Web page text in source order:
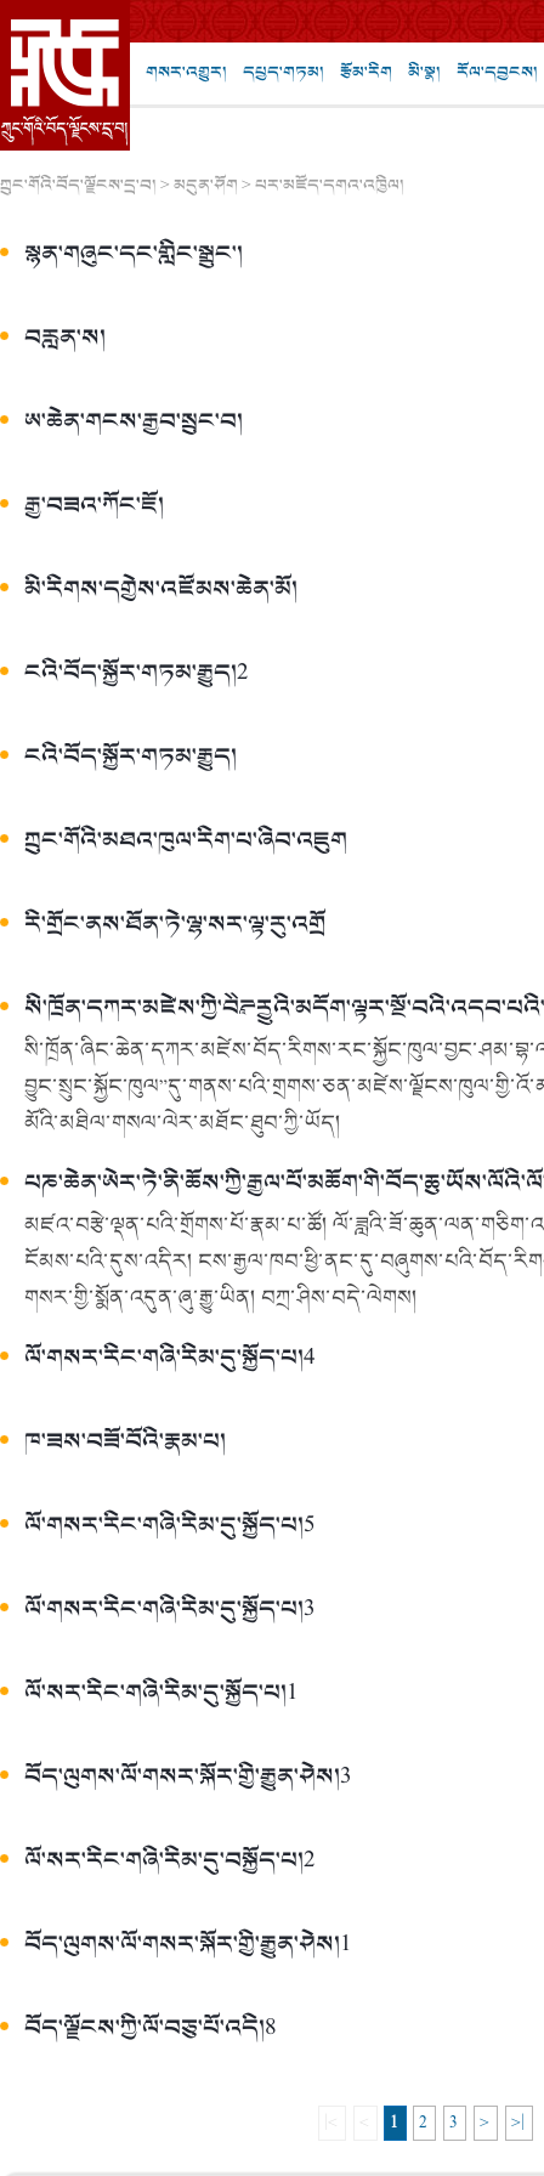
གསར་འགྱུར། དཔྱད་གཏམ། རྩོམ་རིག མི་སྣ། རོལ་དབྱངས།
ཀྲུང་གོའི་བོད་ལྗོངས་དྲ་བ།>མདུན་ཤོག>པར་མཛོད་དགའ་འཁྱིལ།
སྙན་གཞུང་དང་གླིང་སྒྲུང་།
བརླན་ས།
ཨ་ཆེན་གངས་རྒྱབ་སྲུང་བ།
རྒྱ་བཟའ་ཀོང་ཇོ།
མི་རིགས་དགྱེས་འཛོམས་ཆེན་མོ།
ངའི་བོད་སྐྱོར་གཏམ་རྒྱུད།2
ངའི་བོད་སྐྱོར་གཏམ་རྒྱུད།
ཀྲུང་གོའི་མཐའ་ཁུལ་རིག་པ་ཞིབ་འཇུག
རི་གྲོང་ནས་ཐོན་ཏེ་ལྷ་སར་ལྟ་རུ་འགྲོ
མོའི་མཐིལ་གསལ་ལེར་མཐོང་ཐུབ་ཀྱི་ཡོད།
མཛའ་བརྩེ་ལྡན་པའི་གྲོགས་པོ་རྣམ་པ་ཚོ།
ངོམས་པའི་དུས་འདིར།
གསར་གྱི་སྨོན་འདུན་ཞུ་རྒྱུ་ཡིན། བཀྲ་ཤིས་བདེ་ལེགས།
ལོ་གསར་རིང་གཞི་རིམ་དུ་སྐྱོད་པ།4
ཁ་ཟས་བཟོ་བོའི་རྣམ་པ།
ལོ་གསར་རིང་གཞི་རིམ་དུ་སྐྱོད་པ།5
ལོ་གསར་རིང་གཞི་རིམ་དུ་སྐྱོད་པ།3
ལོ་སར་རིང་གཞི་རིམ་དུ་སྐྱོད་པ།1
བོད་ལུགས་ལོ་གསར་སྐོར་གྱི་རྒྱུན་ཤེས།3
ལོ་སར་རིང་གཞི་རིམ་དུ་བསྐྱོད་པ།2
བོད་ལུགས་ལོ་གསར་སྐོར་གྱི་རྒྱུན་ཤེས།1
བོད་ལྗོངས་ཀྱི་ལོ་བཅུ་པོ་འདི།8
1 2 3 > >|